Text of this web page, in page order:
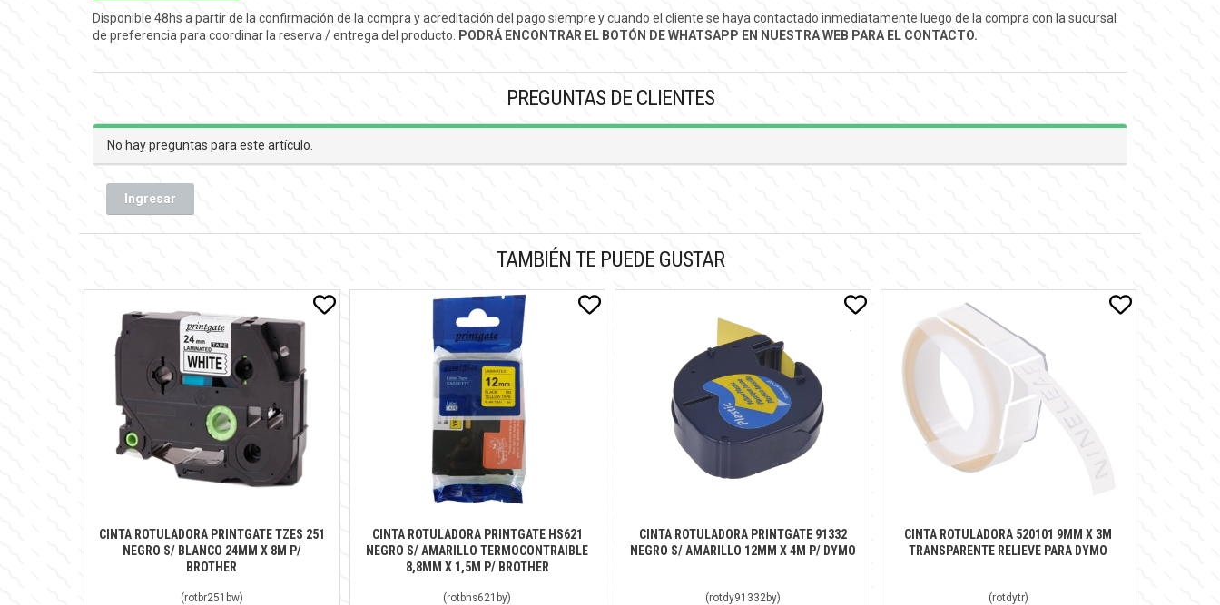
Disponible 48hs a partir de la confirmación de la compra y acreditación del pago siempre y cuando el cliente se haya contactado inmediatamente luego de la compra con la sucursal
de preferencia para coordinar la reserva / entrega del producto.
PODRÁ ENCONTRAR EL BOTÓN DE WHATSAPP EN NUESTRA WEB PARA EL CONTACTO.
PREGUNTAS DE CLIENTES
No hay preguntas para este artículo.
Ingresar
TAMBIÉN TE PUEDE GUSTAR
CINTA ROTULADORA PRINTGATE TZES 251
NEGRO S/ BLANCO 24MM X 8M P/
BROTHER
(rotbr251bw)
CINTA ROTULADORA PRINTGATE HS621
NEGRO S/ AMARILLO TERMOCONTRAIBLE
8,8MM X 1,5M P/ BROTHER
(rotbhs621by)
CINTA ROTULADORA PRINTGATE 91332
NEGRO S/ AMARILLO 12MM X 4M P/ DYMO
(rotdy91332by)
CINTA ROTULADORA 520101 9MM X 3M
TRANSPARENTE RELIEVE PARA DYMO
(rotdytr)